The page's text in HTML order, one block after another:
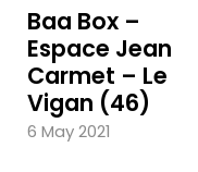
Baa Box –
Espace Jean
Carmet – Le
Vigan (46)
6 May 2021